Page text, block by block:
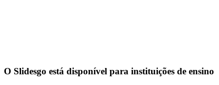
O Slidesgo está disponível para instituições de ensino